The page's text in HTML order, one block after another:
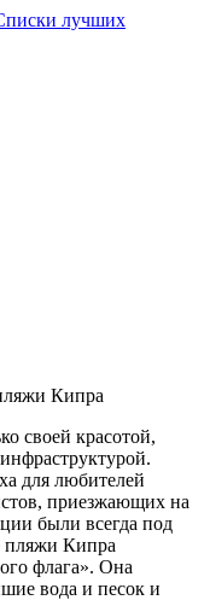
Кипра
своей красотой,
для любителей
приезжающих на
были всегда под
пляжи Кипра
флага». Она
вода и песок и